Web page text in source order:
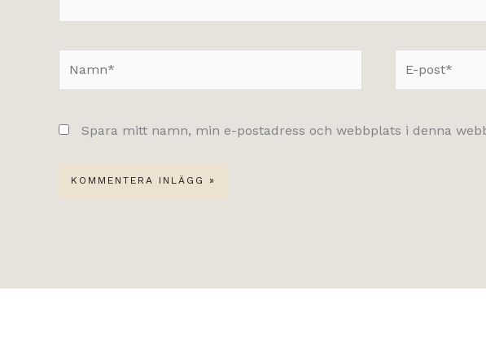
post*
Spara mitt namn, min e-postadress och webbplats i denna